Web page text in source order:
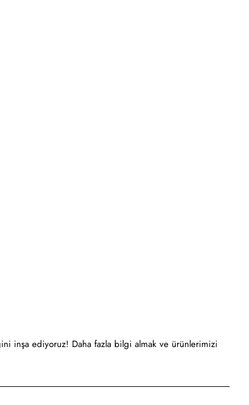
inşa ediyoruz! Daha fazla bilgi almak ve ürünlerimizi